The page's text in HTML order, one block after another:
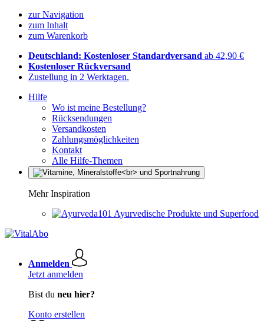
zur Navigation
zum Inhalt
zum Warenkorb
Deutschland: Kostenloser Standardversand ab 42,90 €
Kostenloser Rückversand
Zustellung in 2 Werktagen.
Hilfe
Wo ist meine Bestellung?
Rücksendungen
Versandkosten
Zahlungsmöglichkeiten
Kontakt
Alle Hilfe-Themen
Mehr Inspiration
Ayurvedische Produkte und Superfood
Anmelden
Jetzt anmelden
Bist du neu hier?
Konto erstellen